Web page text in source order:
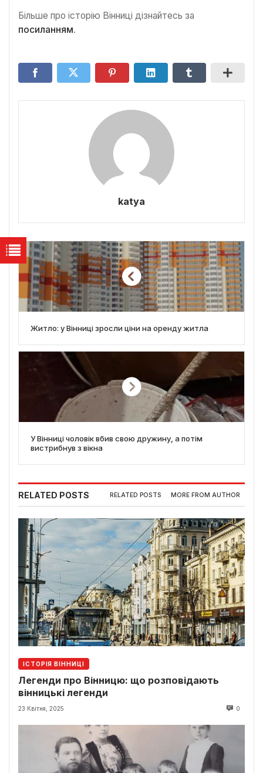
Більше про історію Вінниці дізнайтесь за
посиланням.
katya
Житло: у Вінниці зросли ціни на оренду житла
У Вінниці чоловік вбив свою дружину, а потім
вистрибнув з вікна
RELATED POSTS RELATED POSTS MORE FROM AUTHOR
ІСТОРІЯ ВІННИЦІ
Легенди про Вінницю: що розповідають
вінницькі легенди
23 Квітня, 2025 0